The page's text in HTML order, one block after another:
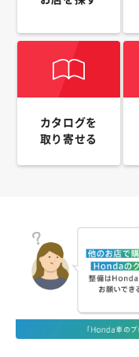
カタログを
取り寄せる